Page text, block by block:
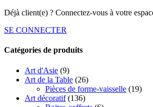
Déjà client(e) ? Connectez-vous à votre
SE CONNECTER
Catégories de produits
Art d'Asie (9)
Art de la Table (26)
Pièces de forme-vaisselle (19)
Art décoratif (136)